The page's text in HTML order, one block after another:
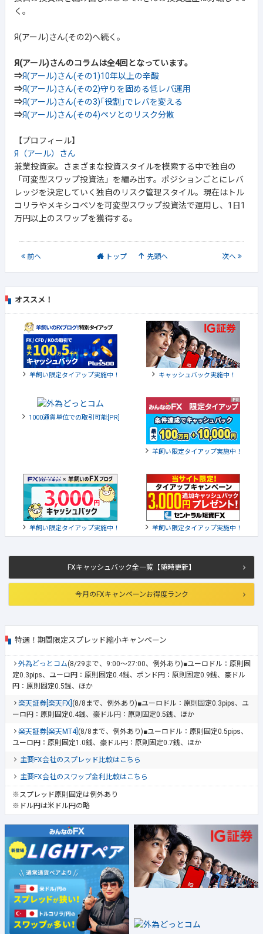
く。
Я(アール)さん(その2)へ続く。
Я(アール)さんのコラムは全4回となっています。
⇒Я(アール)さん(その1)10年以上の辛酸
⇒Я(アール)さん(その2)守りを固める低レバ運用
⇒Я(アール)さん(その3)｢役割｣でレバを変える
⇒Я(アール)さん(その4)ペソとのリスク分散
【プロフィール】
Я（アール）さん
兼業投資家。さまざまな投資スタイルを模索する中で独自の
「可変型スワップ投資法」を編み出す。ポジションごとにレバ
レッジを決定していく独自のリスク管理スタイル。現在はトル
コリラやメキシコペソを可変型スワップ投資法で運用し、1日1
万円以上のスワップを獲得する。
前へ トップ 先頭へ 次へ
FXキャッシュバック全一覧【随時更新】
今月のFXキャンペーンお得度ランク
特選！期間限定スプレッド縮小キャンペーン
外為どっとコム(8/29まで、9:00～27:00、例外あり)■ユーロドル：原則固
定0.3pips、ユーロ円：原則固定0.4銭、ポンド円：原則固定0.9銭、豪ドル
円：原則固定0.5銭、ほか
楽天証券[楽天FX] (8/8まで、例外あり)■ユーロドル：原則固定0.3pips、ユ
ーロ円：原則固定0.4銭、豪ドル円：原則固定0.5銭、ほか
楽天証券[楽天MT4] (8/8まで、例外あり)■ユーロドル：原則固定0.5pips、
ユーロ円：原則固定1.0銭、豪ドル円：原則固定0.7銭、ほか
主要FX会社のスプレッド比較はこちら
主要FX会社のスワップ金利比較はこちら
※スプレッド原則固定は例外あり
※ドル円は米ドル円の略
オススメ！
羊飼い限定タイアップ実施中！ キャッシュバック実施中！
1000通貨単位での取引可能[PR]
羊飼い限定タイアップ実施中！
羊飼い限定タイアップ実施中！ 羊飼い限定タイアップ実施中！